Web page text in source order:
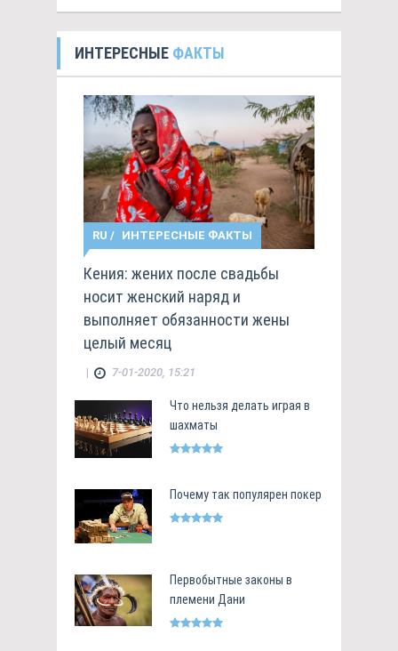
ИНТЕРЕСНЫЕ ФАКТЫ
RU / ИНТЕРЕСНЫЕ ФАКТЫ
Кения: жених после свадьбы
носит женский наряд и
выполняет обязанности жены
целый месяц
| 7-01-2020, 15:21
Что нельзя делать играя в
шахматы
Почему так популярен покер
Первобытные законы в
племени Дани